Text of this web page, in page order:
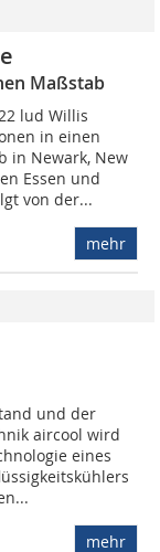
Maßstab
lud Willis
in einen
in Newark, New
Essen und
von der...
mehr
und der
aircool wird
eines
mehr